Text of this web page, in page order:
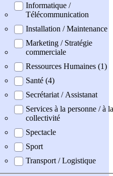
Informatique /
Télécommunication
Installation / Maintenance
Marketing / Stratégie
commerciale
Ressources Humaines (1)
Santé (4)
Secrétariat / Assistanat
Services à la personne / à la
collectivité
Spectacle
Sport
Transport / Logistique